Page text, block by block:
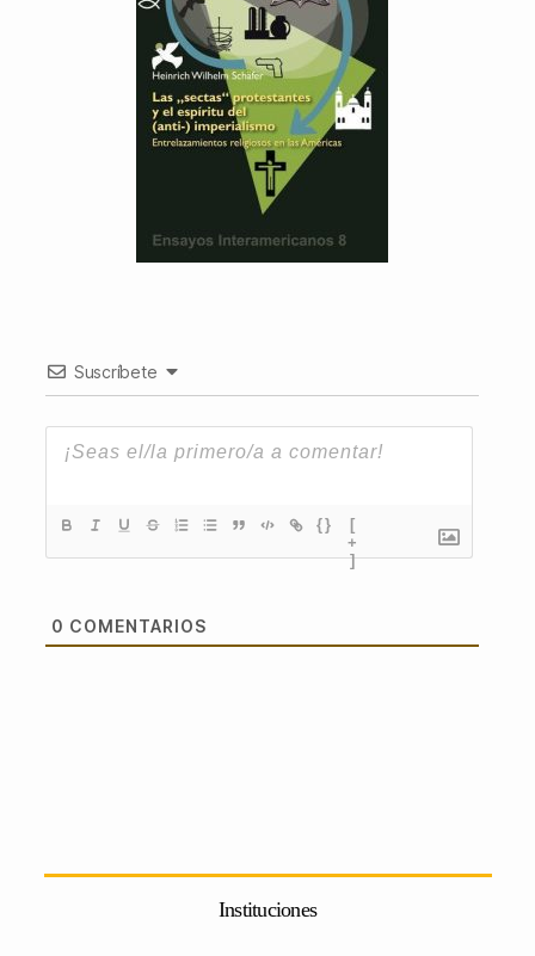
Suscríbete
{}
[
+
]
0 COMENTARIOS
Instituciones